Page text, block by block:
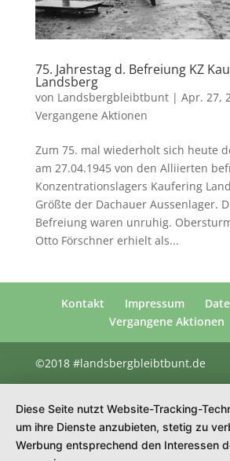
75. Jahrestag d. Befreiung KZ
Landsberg
von Landsbergbleibtbunt| Apr. 27,
Vergangene Aktionen
Zum 75. mal wiederholt sich heute
am 27.04.1945 von den Alliierten
Konzentrationslagers Kaufering
Größte der Dachauer Aussenlager.
Befreiung waren unruhig.
Otto Förschner erhielt als...
Kontakt Impressum
Vergangene Aktionen
©2018 #landsbergbleibtbunt.de
Diese Seite nutzt Website-Tracking-
um ihre Dienste anzubieten, stetig zu
Werbung entsprechend den Interessen